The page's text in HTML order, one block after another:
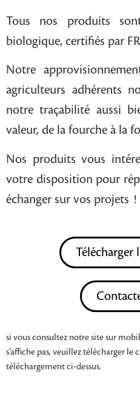
Tous nos produits
biologique, certifiés par
Notre
agriculteurs adhérents
notre traçabilité aussi
valeur, de la fourche à la
Nos produits vous
votre disposition pour
échanger sur vos projets !
Télécharger
si vous consultez notre site sur
s’affiche pas, veuillez télécharger le
téléchargement ci-dessus.